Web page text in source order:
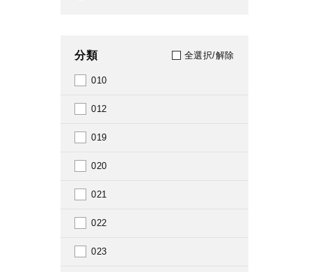
分類 全選択/解除
010
012
019
020
021
022
023